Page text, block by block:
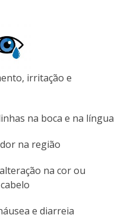
irritação e
na boca e na língua
na região
na cor ou
e diarreia